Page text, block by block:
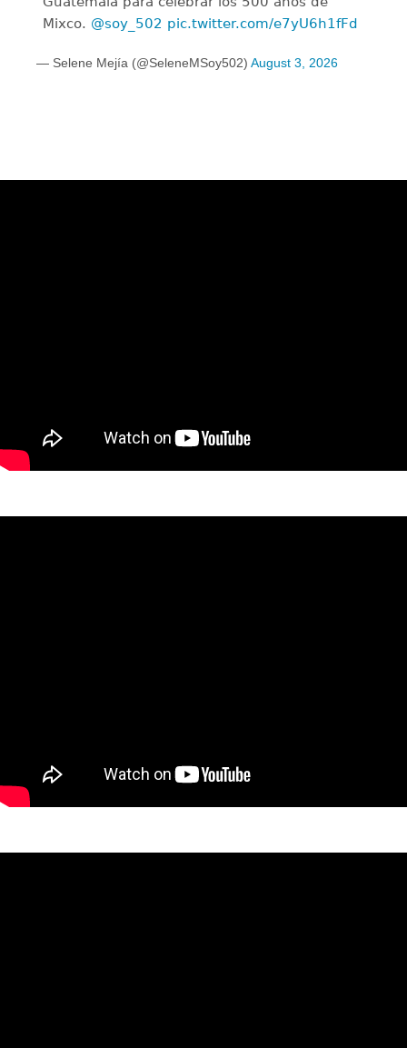
Mixco. @soy_502 pic.twitter.com/e7yU6h1fFd
— Selene Mejía (@SeleneMSoy502) August 3, 2026